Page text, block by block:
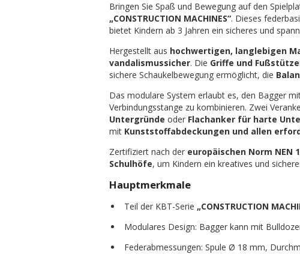
Bringen Sie Spaß und Bewegung auf den
„CONSTRUCTION MACHINES“. Dieses
bietet Kindern ab 3 Jahren ein sicheres und
Hergestellt aus hochwertigen, langlebigen
vandalismussicher. Die Griffe und
sichere Schaukelbewegung ermöglicht, die
Das modulare System erlaubt es, den Bagger
Verbindungsstange zu kombinieren. Zwei
Untergründe oder Flachanker für harte
mit Kunststoffabdeckungen und allen
Zertifiziert nach der europäischen Norm NEN
Schulhöfe, um Kindern ein kreatives und
Hauptmerkmale
Teil der KBT-Serie „CONSTRUCTION
Modulares Design: Bagger kann mit
Federabmessungen: Spule Ø 18 mm,